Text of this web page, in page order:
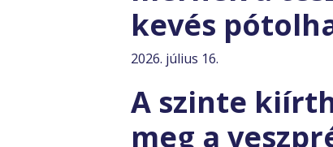
kevés
2026. július 16.
A szinte
meg a